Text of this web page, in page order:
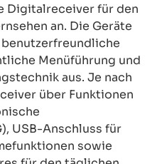
Digitalreceiver für den
an. Die Geräte
Menüführung und
aus. Je nach
über Funktionen
USB-Anschluss für
sowie